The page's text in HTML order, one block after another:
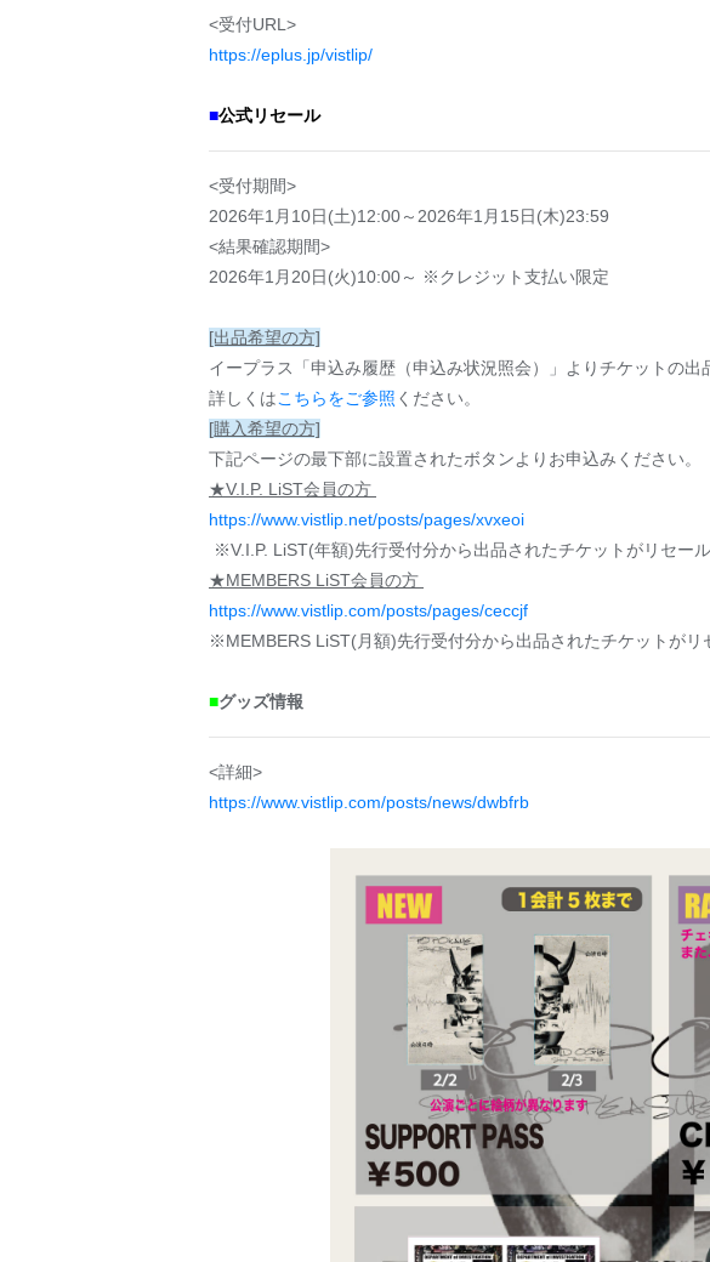
<受付URL>
https://eplus.jp/vistlip/
■公式リセール
<受付期間>
2026年1月10日(土)12:00～2026年1月15日(木)23:59
<結果確認期間>
2026年1月20日(火)10:00～ ※クレジット支払い限定
[出品希望の方]
イープラス「申込み履歴（申込み状況照会）」よりチケットの出
詳しくはこちらをご参照 ください。
[購入希望の方]
下記ページの最下部に設置されたボタンよりお申込みください。
★V.I.P. LiST会員の方
https://www.vistlip.net/posts/pages/xvxeoi
※V.I.P. LiST(年額)先行受付分から出品されたチケットがリセー
★MEMBERS LiST会員の方
https://www.vistlip.com/posts/pages/ceccjf
※MEMBERS LiST(月額)先行受付分から出品されたチケットがリ
■グッズ情報
<詳細>
https://www.vistlip.com/posts/news/dwbfrb